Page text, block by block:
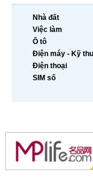
Nhà đất
Việc làm
Ô tô
Điện máy - Kỹ
Điện thoại
SIM số